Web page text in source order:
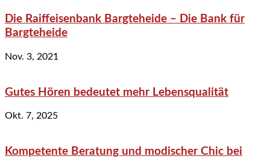
Die Raiffeisenbank Bargteheide – Die Bank für
Bargteheide
Nov. 3, 2021
Gutes Hören bedeutet mehr Lebensqualität
Okt. 7, 2025
Kompetente Beratung und modischer Chic bei